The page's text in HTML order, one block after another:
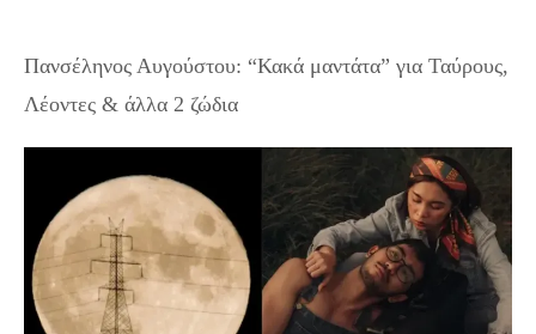
Πανσέληνος Αυγούστου: “Κακά μαντάτα” για Ταύρους,
Λέοντες & άλλα 2 ζώδια